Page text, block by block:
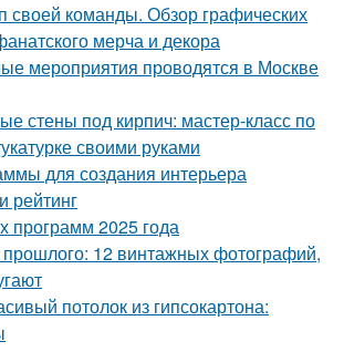
своей команды. Обзор графических
мерча и декора
мероприятия проводятся в Москве
стены под кирпич: мастер-класс по
своими руками
для создания интерьера
рейтинг
программ 2025 года
прошлого: 12 винтажных фотографий,
потолок из гипсокартона: